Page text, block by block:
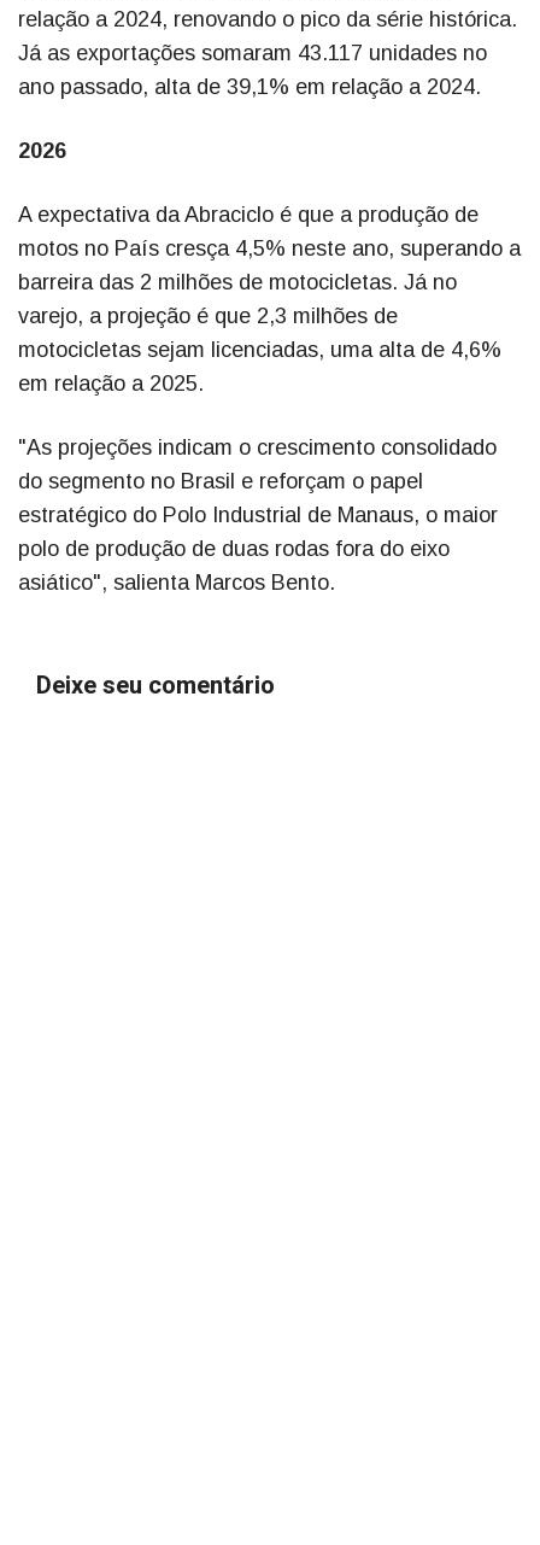
relação a 2024, renovando o pico da série histórica.
Já as exportações somaram 43.117 unidades no
ano passado, alta de 39,1% em relação a 2024.
2026
A expectativa da Abraciclo é que a produção de
motos no País cresça 4,5% neste ano, superando a
barreira das 2 milhões de motocicletas. Já no
varejo, a projeção é que 2,3 milhões de
motocicletas sejam licenciadas, uma alta de 4,6%
em relação a 2025.
"As projeções indicam o crescimento consolidado
do segmento no Brasil e reforçam o papel
estratégico do Polo Industrial de Manaus, o maior
polo de produção de duas rodas fora do eixo
asiático", salienta Marcos Bento.
Deixe seu comentário